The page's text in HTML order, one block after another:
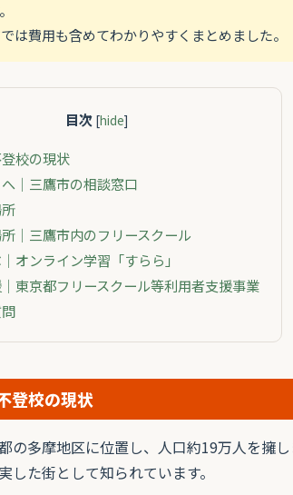
は費用も含めてわかりやすくまとめました。
目次 [hide]
校の現状
｜三鷹市の相談窓口
｜三鷹市内のフリースクール
オンライン学習「すらら」
東京都フリースクール等利用者支援事業
登校の現状
の多摩地区に位置し、人口約19万人を擁
した街として知られています。